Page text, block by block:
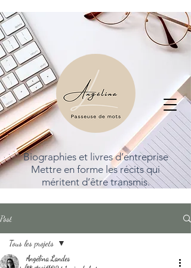
Biographies et livres d’entreprise
Mettre en forme les récits qui
méritent d’être transmis.
Post
Tous les projets
Angélina Landes